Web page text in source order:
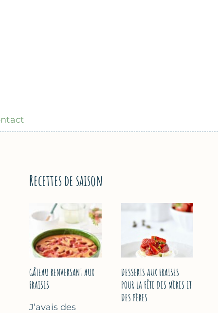
Recettes de saison
GÂTEAU RENVERSANT AUX
FRAISES
J’avais des
DESSERTS AUX FRAISES
POUR LA FÊTE DES MÈRES ET
DES PÈRES